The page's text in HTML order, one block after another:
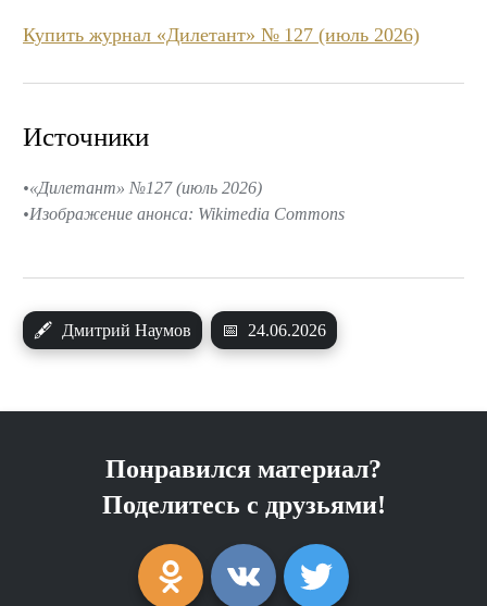
Купить журнал «Дилетант» № 127 (июль 2026)
🖋 Дмитрий Наумов 📅 24.06.2026
Источники
«Дилетант» №127 (июль 2026)
Изображение анонса: Wikimedia Commons
Понравился материал?
Поделитесь с друзьями!